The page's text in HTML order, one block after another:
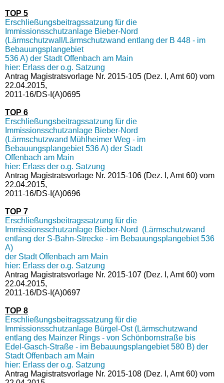
TOP 5
Erschließungsbeitragssatzung für die
Immissionsschutzanlage Bieber-Nord
(Lärmschutzwall/Lärmschutzwand entlang der B 448 - im
Bebauungsplangebiet
536 A) der Stadt Offenbach am Main
hier: Erlass der o.g. Satzung
Antrag Magistratsvorlage Nr. 2015-105 (Dez. I, Amt 60) vom
22.04.2015,
2011-16/DS-I(A)0695
TOP 6
Erschließungsbeitragssatzung für die
Immissionsschutzanlage Bieber-Nord
(Lärmschutzwand Mühlheimer Weg - im
Bebauungsplangebiet 536 A) der Stadt
Offenbach am Main
hier: Erlass der o.g. Satzung
Antrag Magistratsvorlage Nr. 2015-106 (Dez. I, Amt 60) vom
22.04.2015,
2011-16/DS-I(A)0696
TOP 7
Erschließungsbeitragssatzung für die
Immissionsschutzanlage Bieber-Nord (Lärmschutzwand
entlang der S-Bahn-Strecke - im Bebauungsplangebiet 536
A)
der Stadt Offenbach am Main
hier: Erlass der o.g. Satzung
Antrag Magistratsvorlage Nr. 2015-107 (Dez. I, Amt 60) vom
22.04.2015,
2011-16/DS-I(A)0697
TOP 8
Erschließungsbeitragssatzung für die
Immissionsschutzanlage Bürgel-Ost (Lärmschutzwand
entlang des Mainzer Rings - von Schönbornstraße bis
Edel-Gasch-Straße - im Bebauungsplangebiet 580 B) der
Stadt Offenbach am Main
hier: Erlass der o.g. Satzung
Antrag Magistratsvorlage Nr. 2015-108 (Dez. I, Amt 60) vom